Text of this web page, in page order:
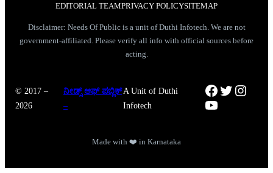
EDITORIAL TEAMPRIVACY POLICYSITEMAP
Disclaimer: Needs Of Public is a unit of Duthi Infotech. We are not
government-affiliated. Please verify all info with official sources before
acting.
© 2017 –
2026
ನೀಡ್ಸ್ ಆಫ್ ಪಬ್ಲಿಕ್
–
A Unit of Duthi
Infotech
Facebook
Twitter
YouTube
Made with ❤️ in Karnataka